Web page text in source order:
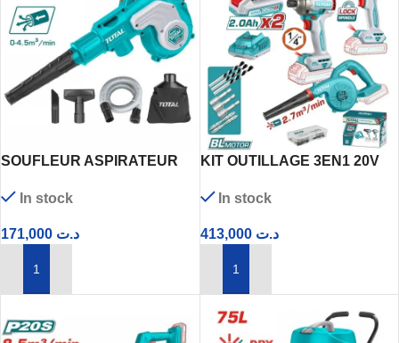
SOUFLEUR ASPIRATEUR
In stock
د.ت
AJOUTER AU PANIER
KIT OUTILLAGE 3EN1 20V
In stock
د.ت 413,000
AJOUTER AU PANIER